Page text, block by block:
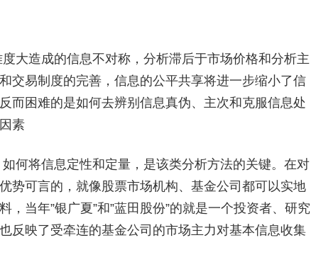
造成的信息不对称，分析滞后于市场价格和分析主
交易制度的完善，信息的公平共享将进一步缩小了信
而困难的是如何去辨别信息真伪、主次和克服信息处
素
将信息定性和定量，是该类分析方法的关键。在对
势可言的，就像股票市场机构、基金公司都可以实地
当年”银广夏”和”蓝田股份”的就是一个投资者、研究
反映了受牵连的基金公司的市场主力对基本信息收集